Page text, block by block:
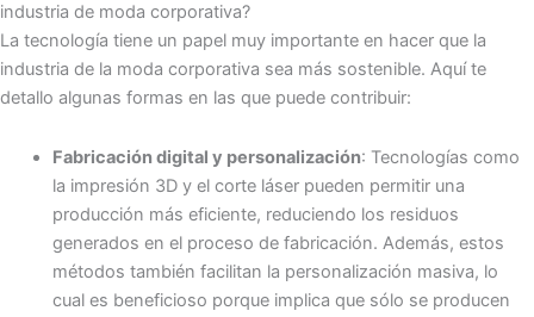
industria de moda corporativa?
La tecnología tiene un papel muy importante en hacer que la
industria de la moda corporativa sea más sostenible. Aquí te
detallo algunas formas en las que puede contribuir:
Fabricación digital y personalización: Tecnologías como
la impresión 3D y el corte láser pueden permitir una
producción más eficiente, reduciendo los residuos
generados en el proceso de fabricación. Además, estos
métodos también facilitan la personalización masiva, lo
cual es beneficioso porque implica que sólo se producen